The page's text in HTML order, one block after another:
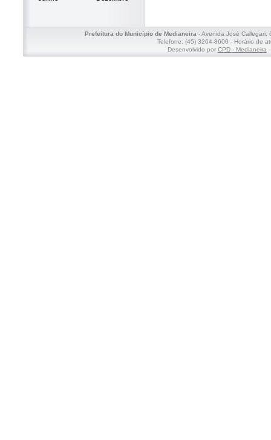
Prefeitura do Município de Medianeira- Avenida José Callegari,
Telefone: (45) 3264-8600 - Horário de
Desenvolvido por CPD - Medianeira-